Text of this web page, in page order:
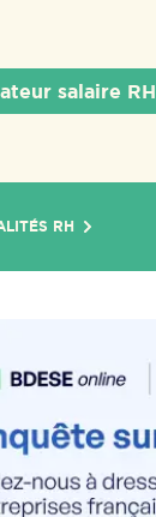
salaire RH
RH